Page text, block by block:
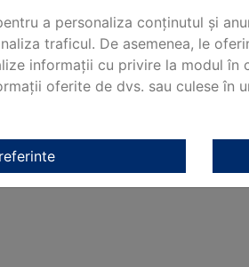
/Microscoape metalurgice Kern/
a personaliza conținutul și
traficul. De asemenea, le
informații cu privire la modul
oferite de dvs. sau culese în